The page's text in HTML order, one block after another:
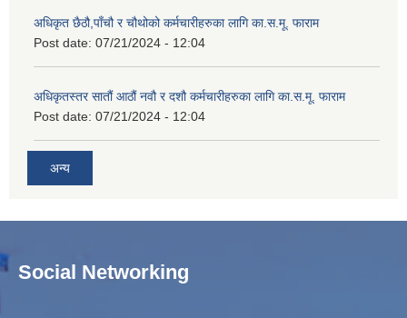
अधिकृत छैठौ,पाँचौ र चौथोको कर्मचारीहरुका लागि का.स.मू. फाराम
Post date: 07/21/2024 - 12:04
अधिकृतस्तर सातौं आठौं नवौ र दशौ कर्मचारीहरुका लागि का.स.मू. फाराम
Post date: 07/21/2024 - 12:04
अन्य
Social Networking